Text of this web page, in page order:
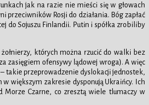
jak na razie nie mieści się w głowach
przeciwników Rosji do działania. Bóg zapłać
do Sojuszu Finlandii. Putin i spółka zrobiliby
których można rzucić do walki bez
zasięgiem ofensywy lądowej wroga). A więc
takie przeprowadzenie dyslokacji jednostek,
większym zakresie dysponują Ukraińcy. Ich
Morze Czarne, co zresztą wiele tlumaczy w